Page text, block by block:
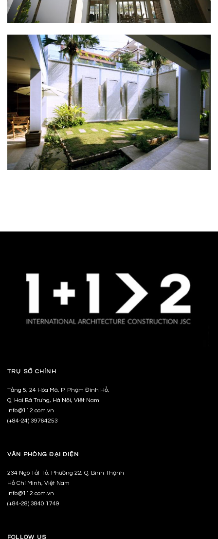
TRỤ SỞ CHÍNH
Tầng 5, 24 Hòa Mã, P. Phạm Đình Hổ,
Q. Hai Bà Trưng, Hà Nội, Việt Nam
info@112.com.vn
(+84-24) 39764253
VĂN PHÒNG ĐẠI DIỆN
234 Ngô Tất Tố, Phường 22, Q. Bình Thạnh
Hồ Chí Minh, Việt Nam
info@112.com.vn
(+84-28) 3840 1749
FOLLOW US